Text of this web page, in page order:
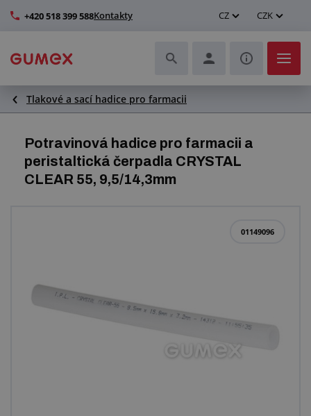
+420 518 399 588Kontakty CZ CZK
Hadice a jejich kompletace
Profily a výroba těsnění
Technické plasty
Další pryžové a plastové výrobky
Tlakové a sací hadice pro farmacii
Potravinová hadice pro farmacii a
peristaltická čerpadla CRYSTAL
CLEAR 55, 9,5/14,3mm
01149096